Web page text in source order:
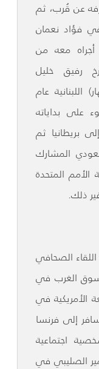
عن قُرب، ثم
فؤاد نعمان
معه من
رفيق خليل
عام
على بداياته
بريطانيا ثم
المشارك
المتحدة
الصحافي
الغرب في
الأمريكية في
1926م، ثم سافر إلى فرنسا
اجتماعية
الصليبي في